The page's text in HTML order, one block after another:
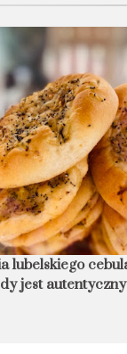
lubelskiego
jest